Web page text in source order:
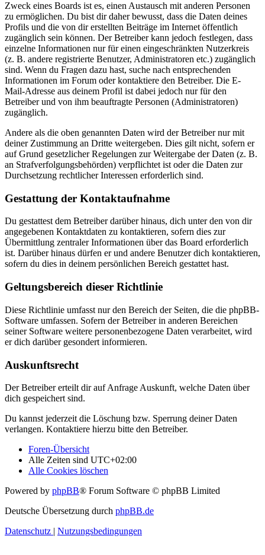
Zweck eines Boards ist es, einen Austausch mit anderen Personen
zu ermöglichen. Du bist dir daher bewusst, dass die Daten deines
Profils und die von dir erstellten Beiträge im Internet öffentlich
zugänglich sein können. Der Betreiber kann jedoch festlegen, dass
einzelne Informationen nur für einen eingeschränkten Nutzerkreis
(z. B. andere registrierte Benutzer, Administratoren etc.) zugänglich
sind. Wenn du Fragen dazu hast, suche nach entsprechenden
Informationen im Forum oder kontaktiere den Betreiber. Die E-
Mail-Adresse aus deinem Profil ist dabei jedoch nur für den
Betreiber und von ihm beauftragte Personen (Administratoren)
zugänglich.
Andere als die oben genannten Daten wird der Betreiber nur mit
deiner Zustimmung an Dritte weitergeben. Dies gilt nicht, sofern er
auf Grund gesetzlicher Regelungen zur Weitergabe der Daten (z. B.
an Strafverfolgungsbehörden) verpflichtet ist oder die Daten zur
Durchsetzung rechtlicher Interessen erforderlich sind.
Gestattung der Kontaktaufnahme
Du gestattest dem Betreiber darüber hinaus, dich unter den von dir
angegebenen Kontaktdaten zu kontaktieren, sofern dies zur
Übermittlung zentraler Informationen über das Board erforderlich
ist. Darüber hinaus dürfen er und andere Benutzer dich kontaktieren,
sofern du dies in deinem persönlichen Bereich gestattet hast.
Geltungsbereich dieser Richtlinie
Diese Richtlinie umfasst nur den Bereich der Seiten, die die phpBB-
Software umfassen. Sofern der Betreiber in anderen Bereichen
seiner Software weitere personenbezogene Daten verarbeitet, wird
er dich darüber gesondert informieren.
Auskunftsrecht
Der Betreiber erteilt dir auf Anfrage Auskunft, welche Daten über
dich gespeichert sind.
Du kannst jederzeit die Löschung bzw. Sperrung deiner Daten
verlangen. Kontaktiere hierzu bitte den Betreiber.
Foren-Übersicht
Alle Zeiten sind UTC+02:00
Alle Cookies löschen
Powered by phpBB® Forum Software © phpBB Limited
Deutsche Übersetzung durch phpBB.de
Datenschutz | Nutzungsbedingungen